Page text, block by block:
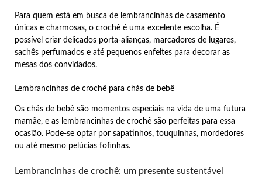
Para quem está em busca de lembrancinhas de casamento
únicas e charmosas, o crochê é uma excelente escolha. É
possível criar delicados porta-alianças, marcadores de lugares,
sachês perfumados e até pequenos enfeites para decorar as
mesas dos convidados.
Lembrancinhas de crochê para chás de bebê
Os chás de bebê são momentos especiais na vida de uma futura
mamãe, e as lembrancinhas de crochê são perfeitas para essa
ocasião. Pode-se optar por sapatinhos, touquinhas, mordedores
ou até mesmo pelúcias fofinhas.
Lembrancinhas de crochê: um presente sustentável